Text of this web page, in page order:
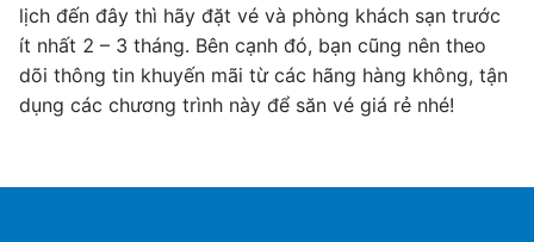
lịch đến đây thì hãy đặt vé và phòng khách sạn trước
ít nhất 2 – 3 tháng. Bên cạnh đó, bạn cũng nên theo
dõi thông tin khuyến mãi từ các hãng hàng không, tận
dụng các chương trình này để săn vé giá rẻ nhé!